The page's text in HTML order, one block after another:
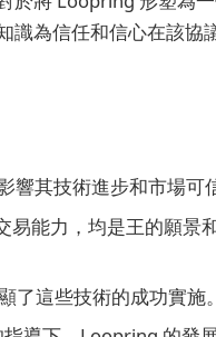
識為信任和信心在該協
其技術進步和市場可
能力，均是王的願景
了這些技術的成功實施。